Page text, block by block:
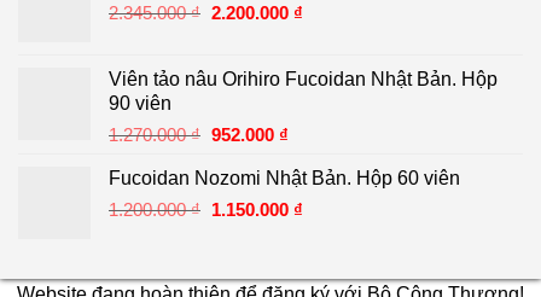
2.345.000₫ Giá
2.345.000 ₫.
2.200.000 ₫
là:
Viên tảo nâu Orihiro Fucoidan Nhật Bản. Hộp
90 viên
1.270.000₫ Giá
là:
1.270.000 ₫.
952.000 ₫
tại
là:
Fucoidan Nozomi Nhật Bản. Hộp 60 viên
1.200.000₫ Giá
1.200.000 ₫.
1.150.000 ₫
là: